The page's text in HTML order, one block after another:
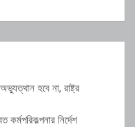
হবে না, রাষ্ট্র
নির্দেশ